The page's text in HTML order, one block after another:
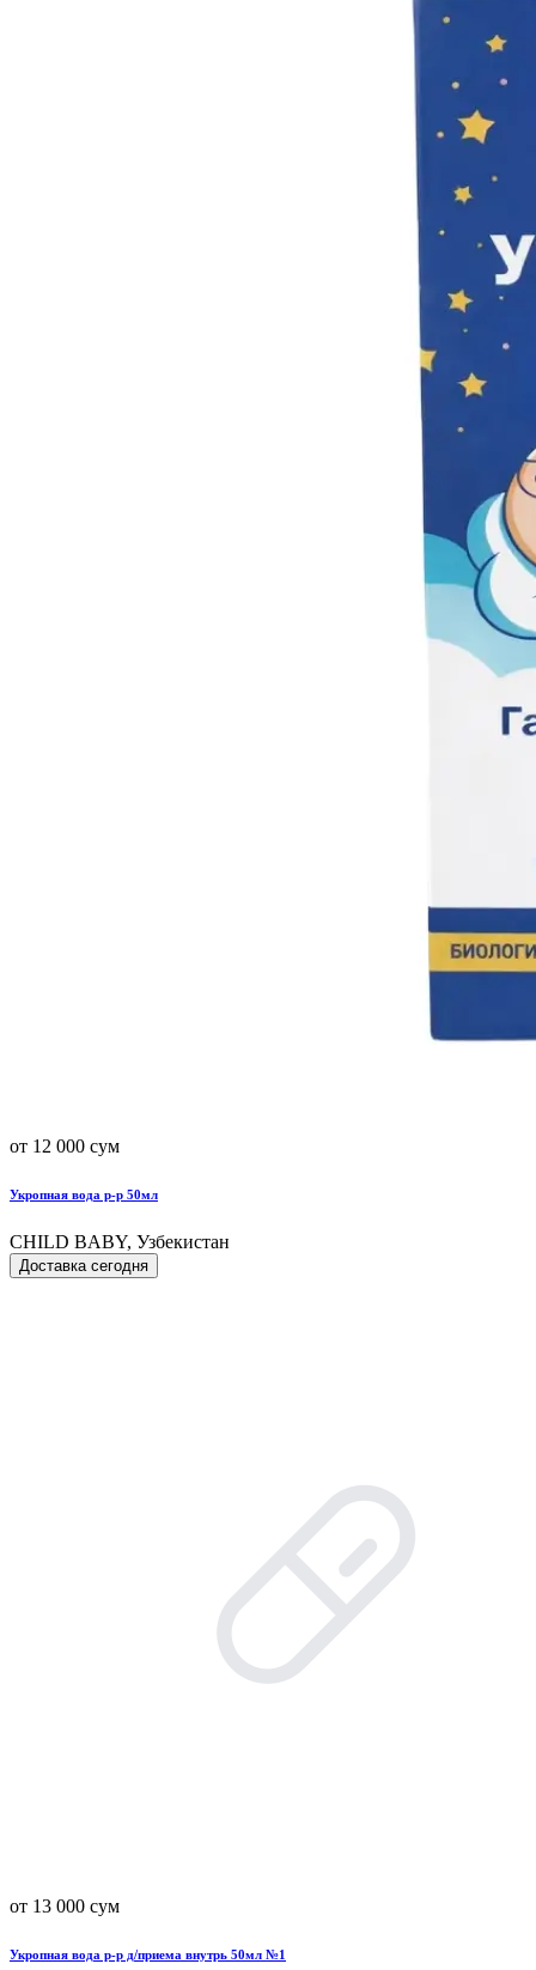
от 12 000 сум
Укропная вода р-р 50мл
CHILD BАBY, Узбекистан
Доставка сегодня
от 13 000 сум
Укропная вода р-р д/приема внутрь 50мл №1